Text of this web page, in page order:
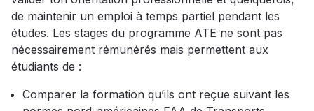
de maintenir un emploi à temps partiel pendant les
études. Les stages du programme ATE ne sont pas
nécessairement rémunérés mais permettent aux
étudiants de :
Comparer la formation qu’ils ont reçue suivant les